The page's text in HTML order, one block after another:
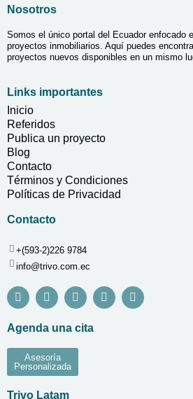
Nosotros
Somos el único portal del Ecuador enfocado
proyectos inmobiliarios. Aquí puedes
proyectos nuevos disponibles en un mismo
Links importantes
Inicio
Referidos
Publica un proyecto
Blog
Contacto
Términos y Condiciones
Políticas de Privacidad
Contacto
+(593-2)226 9784
info@trivo.com.ec
Agenda una cita
Asesoría
Personalizada
Trivo Latam